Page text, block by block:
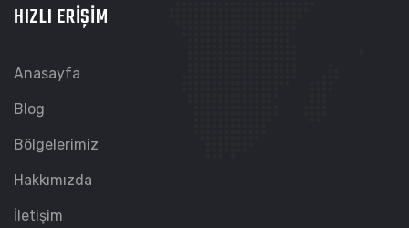
HIZLI ERIŞIM
Anasayfa
Blog
Bölgelerimiz
Hakkımızda
İletişim